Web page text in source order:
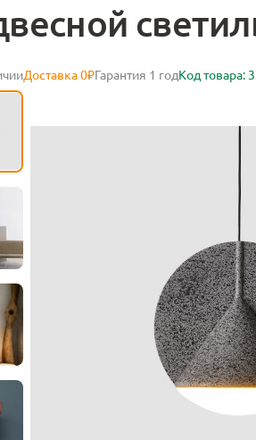
Доставка 0₽Гарантия 1 годКод товара: